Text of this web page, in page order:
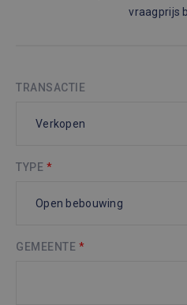
vraagprijs
TRANSACTIE
TYPE *
GEMEENTE*